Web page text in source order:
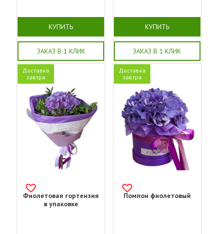
КУПИТЬ
ЗАКАЗ В 1 КЛИК
КУПИТЬ
ЗАКАЗ В 1 КЛИК
Доставка
завтра
Фиолетовая гортензия
в упаковке
Доставка
завтра
Помпон фиолетовый